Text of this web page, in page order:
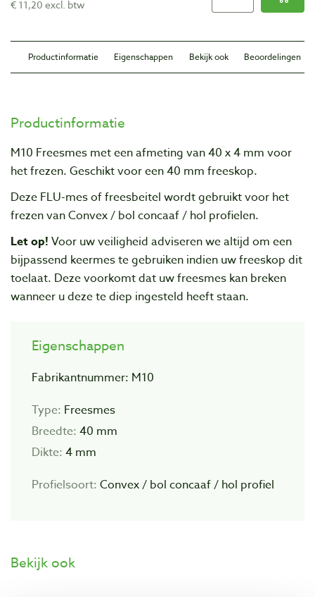
€ 11,20 excl. btw
Productinformatie Eigenschappen Bekijk ook Beoordelingen
Productinformatie
M10 Freesmes met een afmeting van 40 x 4 mm voor
het frezen. Geschikt voor een 40 mm freeskop.
Deze FLU-mes of freesbeitel wordt gebruikt voor het
frezen van Convex / bol concaaf / hol profielen.
Let op! Voor uw veiligheid adviseren we altijd om een
bijpassend keermes te gebruiken indien uw freeskop dit
toelaat. Deze voorkomt dat uw freesmes kan breken
wanneer u deze te diep ingesteld heeft staan.
Eigenschappen
Fabrikantnummer: M10
Type: Freesmes
Breedte: 40 mm
Dikte: 4 mm
Profielsoort: Convex / bol concaaf / hol profiel
Bekijk ook